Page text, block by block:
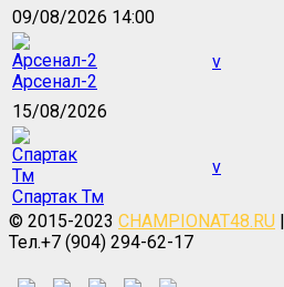
09/08/2026 14:00
Арсенал-2
v
15/08/2026
Спартак Тм
v
© 2015-2023 CHAMPIONAT48.RU
Тел.+7 (904) 294-62-17